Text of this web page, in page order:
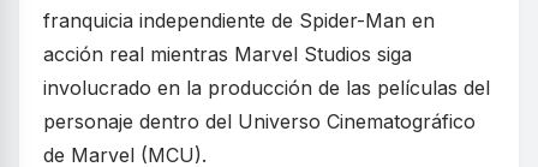
franquicia independiente de Spider-Man en
acción real mientras Marvel Studios siga
involucrado en la producción de las películas del
personaje dentro del Universo Cinematográfico
de Marvel (MCU).